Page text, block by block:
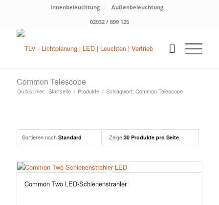
Innenbeleuchtung
Außenbeleuchtung
02932 / 899 125
Common Telescope
Du bist hier: Startseite / Produkte / Schlagwort: Common Telescope
Sortieren nach Standard Zeige 30 Produkte pro Seite
Common Two LED-Schienenstrahler